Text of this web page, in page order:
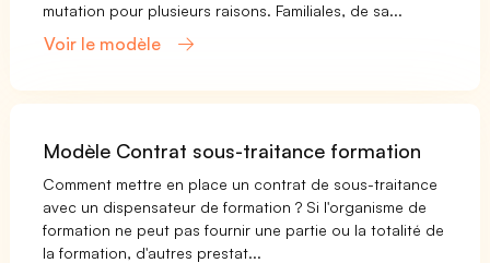
mutation pour plusieurs raisons. Familiales, de sa...
Voir le modèle
Modèle Contrat sous-traitance formation
Comment mettre en place un contrat de sous-traitance
avec un dispensateur de formation ? Si l'organisme de
formation ne peut pas fournir une partie ou la totalité de
la formation, d'autres prestat...